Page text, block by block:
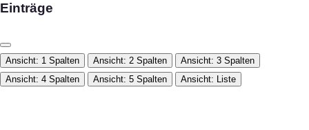
Einträge
Ansicht: 1 Spalten Ansicht: 2 Spalten
Ansicht: 3 Spalten
Ansicht: 4 Spalten
Ansicht: 5 Spalten Ansicht: Liste